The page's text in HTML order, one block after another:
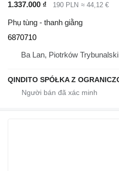
1.337.000 ₫ 190 PLN ≈ 44,12 €
Phụ tùng - thanh giằng
6870710
Ba Lan, Piotrków Trybunalski